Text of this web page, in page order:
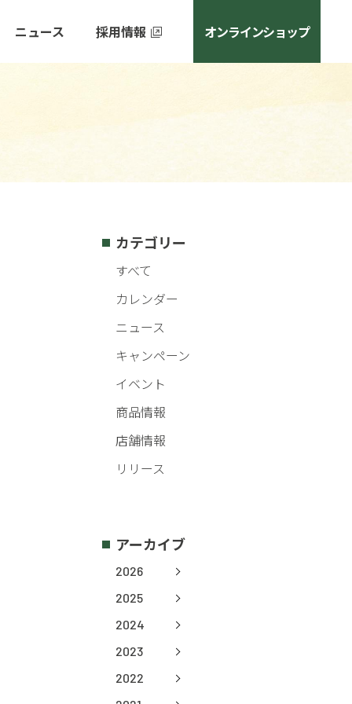
ニュース 採用情報 オンラインショップ
カテゴリー
すべて
カレンダー
ニュース
キャンペーン
イベント
商品情報
店舗情報
リリース
アーカイブ
2026
2025
2024
2023
2022